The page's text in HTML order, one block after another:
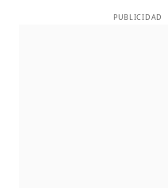
PUBLICIDAD